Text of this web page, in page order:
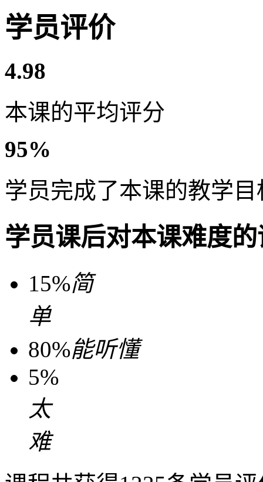
学员评价
4.98
本课的平均评分
95%
学员完成了本课的教学目
学员课后对本课难度
15%简
单
80%能听懂
5%
太
难